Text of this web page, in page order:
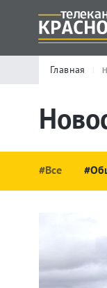
Главная
#Все